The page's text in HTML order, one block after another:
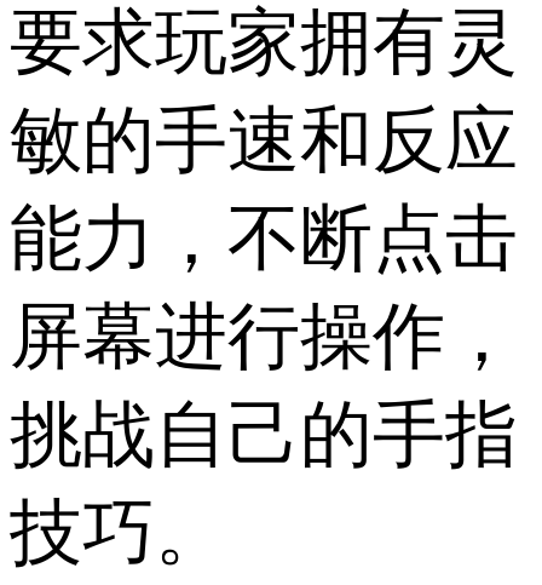
要求玩家拥有灵
敏的手速和反应
能力，不断点击
屏幕进行操作，
挑战自己的手指
技巧。